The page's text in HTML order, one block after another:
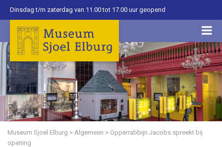
Dinsdag t/m zaterdag van 11.00 tot 17.00 uur geopend
Museum Sjoel Elburg > Algemeen > Opperrabbijn Jacobs spreekt bij
opening